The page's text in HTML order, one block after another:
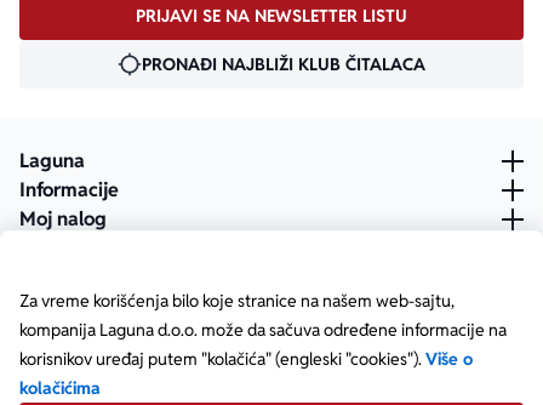
Za vreme korišćenja bilo koje stranice na našem web-sajtu,
kompanija Laguna d.o.o. može da sačuva određene informacije na
korisnikov uređaj putem "kolačića" (engleski "cookies").Više o
kolačićima
PRIJAVI SE NA NEWSLETTER LISTU
PRONAĐI NAJBLIŽI KLUB ČITALACA
Laguna
Informacije
Moj nalog